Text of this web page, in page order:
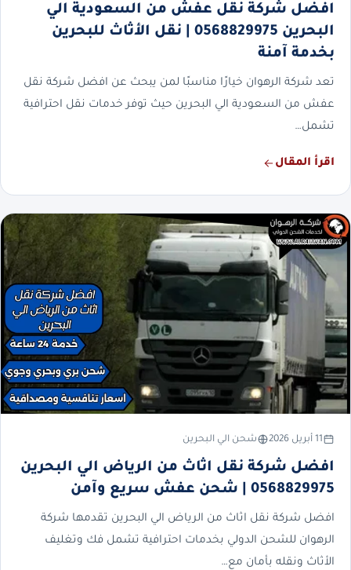
افضل شركة نقل عفش من السعودية الي
البحرين 0568829975 | نقل الأثاث للبحرين
بخدمة آمنة
تعد شركة الرهوان خيارًا مناسبًا لمن يبحث عن افضل شركة نقل
عفش من السعودية الي البحرين حيث توفر خدمات نقل احترافية
تشمل…
اقرأ المقال
11 أبريل 2026 شحن الي البحرين
افضل شركة نقل اثاث من الرياض الي البحرين
0568829975 | شحن عفش سريع وآمن
افضل شركة نقل اثاث من الرياض الي البحرين تقدمها شركة
الرهوان للشحن الدولي بخدمات احترافية تشمل فك وتغليف
الأثاث ونقله بأمان مع…